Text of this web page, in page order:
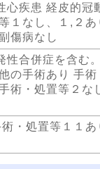
心疾患 経皮的冠
１なし、１,２あ
傷病なし
性合併症を含む
の手術あり 手術
術・処置等２な
・処置等１１あ